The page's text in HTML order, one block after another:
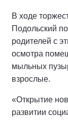
В ходе
Подольский
родителей с
осмотра
мыльных
взрослые.
«Открытие
развитии